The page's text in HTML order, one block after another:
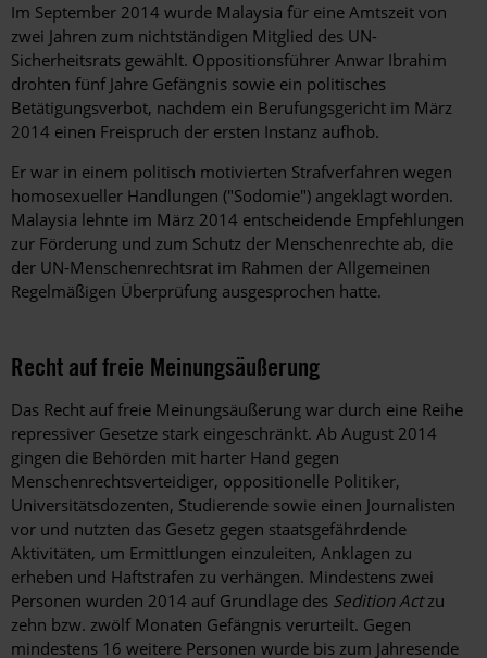
Im September 2014 wurde Malaysia für eine Amtszeit von
zwei Jahren zum nichtständigen Mitglied des UN-
Sicherheitsrats gewählt. Oppositionsführer Anwar Ibrahim
drohten fünf Jahre Gefängnis sowie ein politisches
Betätigungsverbot, nachdem ein Berufungsgericht im März
2014 einen Freispruch der ersten Instanz aufhob.
Er war in einem politisch motivierten Strafverfahren wegen
homosexueller Handlungen ("Sodomie") angeklagt worden.
Malaysia lehnte im März 2014 entscheidende Empfehlungen
zur Förderung und zum Schutz der Menschenrechte ab, die
der UN-Menschenrechtsrat im Rahmen der Allgemeinen
Regelmäßigen Überprüfung ausgesprochen hatte.
Recht auf freie Meinungsäußerung
Das Recht auf freie Meinungsäußerung war durch eine Reihe
repressiver Gesetze stark eingeschränkt. Ab August 2014
gingen die Behörden mit harter Hand gegen
Menschenrechtsverteidiger, oppositionelle Politiker,
Universitätsdozenten, Studierende sowie einen Journalisten
vor und nutzten das Gesetz gegen staatsgefährdende
Aktivitäten, um Ermittlungen einzuleiten, Anklagen zu
erheben und Haftstrafen zu verhängen. Mindestens zwei
Personen wurden 2014 auf Grundlage des Sedition Actzu
zehn bzw. zwölf Monaten Gefängnis verurteilt. Gegen
mindestens 16 weitere Personen wurde bis zum Jahresende